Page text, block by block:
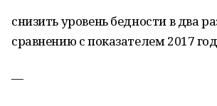
снизить уровень бедности в два
сравнению с показателем 2017
—